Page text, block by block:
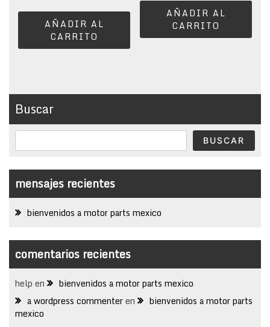
AÑADIR AL
CARRITO
AÑADIR AL
CARRITO
Buscar
BUSCAR
mensajes recientes
bienvenidos a motor parts mexico
comentarios recientes
help en
bienvenidos a motor parts mexico
a wordpress commenteren
bienvenidos a motor parts
mexico